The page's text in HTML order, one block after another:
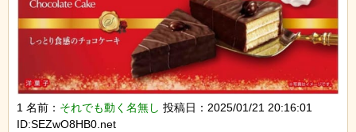
1 名前： それでも動く名無し 投稿日：2025/01/21 20:16:01
ID:SEZwO8HB0.net